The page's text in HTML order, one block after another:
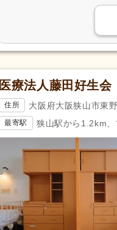
バイク通
医療法人藤田好生
住所 大阪府大阪狭山市東
最寄駅 狭山駅から1.2km